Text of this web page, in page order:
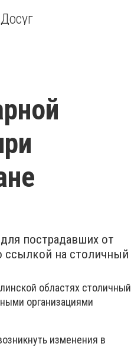
Досуг
пострадавших от
ссылкой на столичный
областях столичный
организациями
изменения в